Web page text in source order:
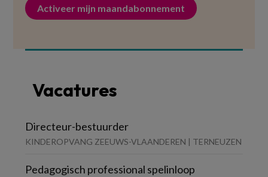
Activeer mijn maandabonnement
Vacatures
Directeur-bestuurder
KINDEROPVANG ZEEUWS-VLAANDEREN | TERNEUZEN
Pedagogisch professional spelinloop